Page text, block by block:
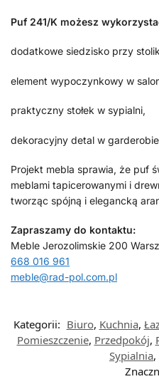
Puf 241/K możesz
dodatkowe siedzisko przy
element wypoczynkowy w
praktyczny stołek w sypialni,
dekoracyjny detal w
Projekt mebla sprawia, że puf
meblami tapicerowanymi i
tworząc spójną i elegancką
Zapraszamy do kontaktu:
Meble Jerozolimskie 200
668 016 961
meble@rad-pol.com.pl
Kategorii: Biuro, Kuchnia,
Pomieszczenie, Przedpokój,
Sypialnia,